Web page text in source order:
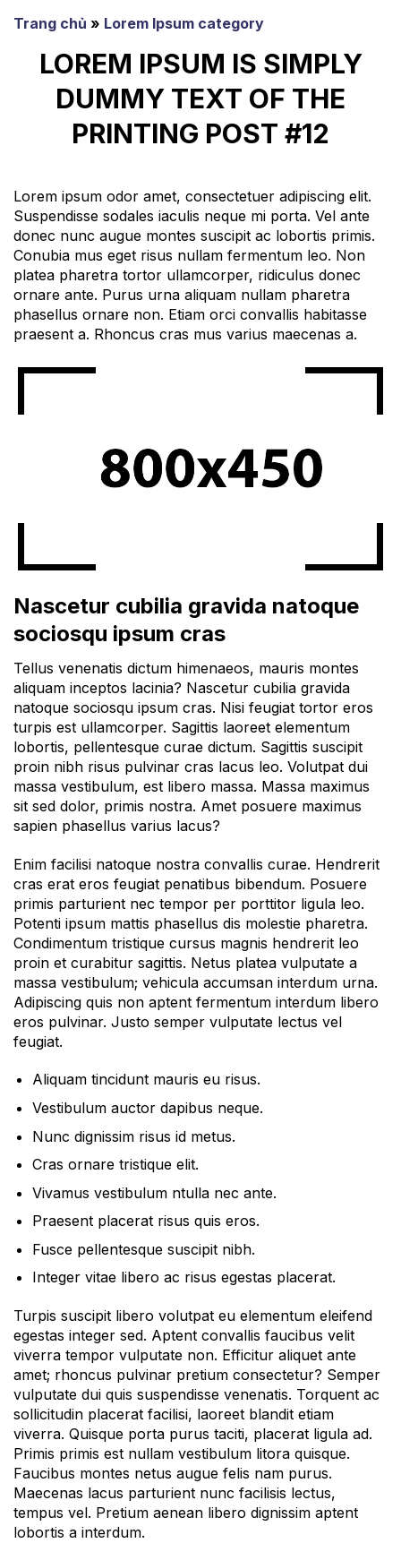
content
Trang chủ » Lorem Ipsum category
LOREM IPSUM IS SIMPLY
DUMMY TEXT OF THE
PRINTING POST #12
Lorem ipsum odor amet, consectetuer adipiscing elit.
Suspendisse sodales iaculis neque mi porta. Vel ante
donec nunc augue montes suscipit ac lobortis primis.
Conubia mus eget risus nullam fermentum leo. Non
platea pharetra tortor ullamcorper, ridiculus donec
ornare ante. Purus urna aliquam nullam pharetra
phasellus ornare non. Etiam orci convallis habitasse
praesent a. Rhoncus cras mus varius maecenas a.
Nascetur cubilia gravida natoque
sociosqu ipsum cras
Tellus venenatis dictum himenaeos, mauris montes
aliquam inceptos lacinia? Nascetur cubilia gravida
natoque sociosqu ipsum cras. Nisi feugiat tortor eros
turpis est ullamcorper. Sagittis laoreet elementum
lobortis, pellentesque curae dictum. Sagittis suscipit
proin nibh risus pulvinar cras lacus leo. Volutpat dui
massa vestibulum, est libero massa. Massa maximus
sit sed dolor, primis nostra. Amet posuere maximus
sapien phasellus varius lacus?
Enim facilisi natoque nostra convallis curae. Hendrerit
cras erat eros feugiat penatibus bibendum. Posuere
primis parturient nec tempor per porttitor ligula leo.
Potenti ipsum mattis phasellus dis molestie pharetra.
Condimentum tristique cursus magnis hendrerit leo
proin et curabitur sagittis. Netus platea vulputate a
massa vestibulum; vehicula accumsan interdum urna.
Adipiscing quis non aptent fermentum interdum libero
eros pulvinar. Justo semper vulputate lectus vel
feugiat.
Aliquam tincidunt mauris eu risus.
Vestibulum auctor dapibus neque.
Nunc dignissim risus id metus.
Cras ornare tristique elit.
Vivamus vestibulum ntulla nec ante.
Praesent placerat risus quis eros.
Fusce pellentesque suscipit nibh.
Integer vitae libero ac risus egestas placerat.
Turpis suscipit libero volutpat eu elementum eleifend
egestas integer sed. Aptent convallis faucibus velit
viverra tempor vulputate non. Efficitur aliquet ante
amet; rhoncus pulvinar pretium consectetur? Semper
vulputate dui quis suspendisse venenatis. Torquent ac
sollicitudin placerat facilisi, laoreet blandit etiam
viverra. Quisque porta purus taciti, placerat ligula ad.
Primis primis est nullam vestibulum litora quisque.
Faucibus montes netus augue felis nam purus.
Maecenas lacus parturient nunc facilisis lectus,
tempus vel. Pretium aenean libero dignissim aptent
lobortis a interdum.